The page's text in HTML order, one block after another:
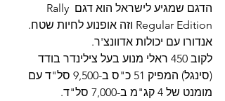
הדגם שמגיע לישראל הוא דגם Rally
Regular Edition וזה אופנוע לחיות שטח.
אנדורו עם יכולות אדוונצ'ר.
לקוב 450 ראלי מנוע בעל צילינדר בודד
(סינגל) המפיק 51 כ"ס ב-9,500 סל"ד עם
מומנט של 4 קג"מ ב-7,000 סל"ד.